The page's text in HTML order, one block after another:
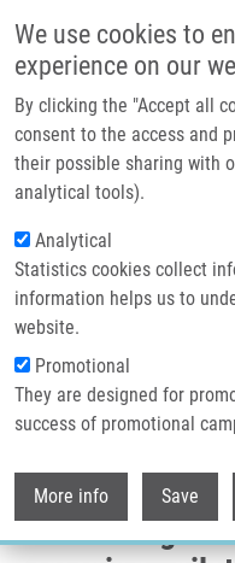
We use cookies to
experience on our
By clicking the "Accept all
consent to the access and
their possible sharing with
analytical tools).
Analytical
Statistics cookies collect
information helps us to
website.
Promotional
They are designed for
success of promotional
More info Save
Header image
Drobečková
Domů
Utilization Of Self-sampling
Screening - Pilot Study
Utilization of
HPV testing in